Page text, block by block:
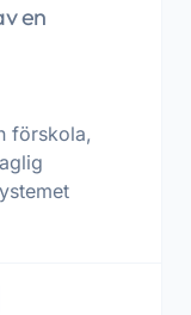
en
förskola,